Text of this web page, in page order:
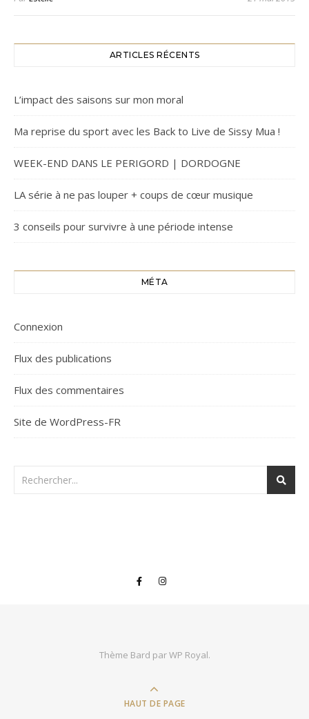
ARTICLES RÉCENTS
L’impact des saisons sur mon moral
Ma reprise du sport avec les Back to Live de Sissy Mua !
WEEK-END DANS LE PERIGORD | DORDOGNE
LA série à ne pas louper + coups de cœur musique
3 conseils pour survivre à une période intense
MÉTA
Connexion
Flux des publications
Flux des commentaires
Site de WordPress-FR
Thème Bard parWP Royal.
HAUT DE PAGE